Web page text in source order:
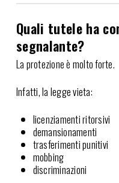
Quali tutele ha
segnalante?
La protezione è molto forte.
Infatti, la legge vieta:
licenziamenti ritorsivi
demansionamenti
trasferimenti punitivi
mobbing
discriminazioni